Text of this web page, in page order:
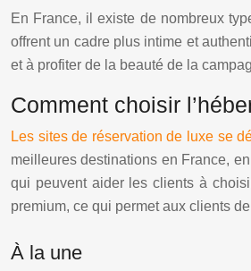
En France, il existe de nombreux
offrent un cadre plus intime et
et à profiter de la beauté de la
Comment choisir
Les sites de réservation de luxe se
meilleures destinations en France,
qui peuvent aider les clients à
premium, ce qui permet aux clients
À la une